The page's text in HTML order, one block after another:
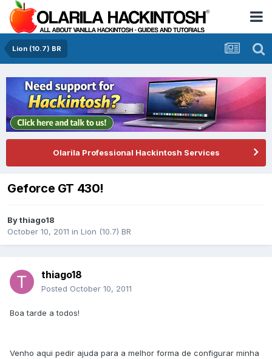
Lion (10.7) BR
Olarila Professional Hackintosh Services
Geforce GT 430!
Bythiago18
October 10, 2011 in Lion (10.7) BR
thiago18
Posted October 10, 2011
Boa tarde a todos!
Venho aqui pedir ajuda para a melhor forma de configurar minha